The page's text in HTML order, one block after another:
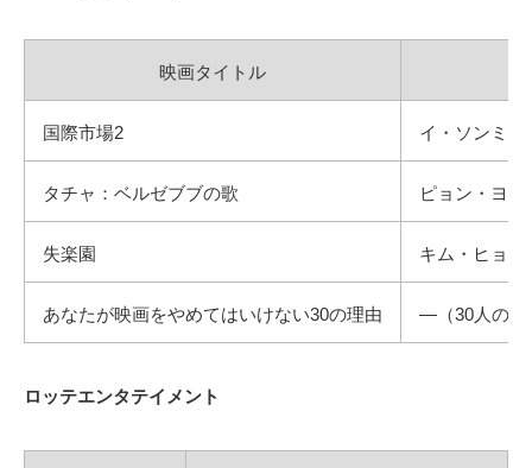
映画タイトル
国際市場2 イ・ソンミ
タチャ：ベルゼブブの歌 ピョン・ヨ
失楽園 キム・ヒョ
あなたが映画をやめてはいけない30の理由 ―（30人の監
ロッテエンタテイメント